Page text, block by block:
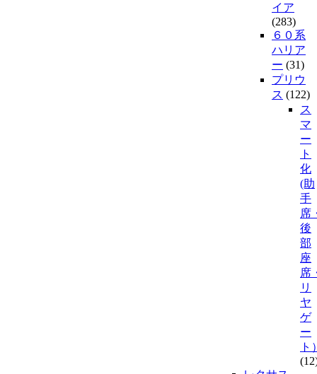
イア
(283)
６０系
ハリア
ー (31)
プリウ
ス (122)
ス
マ
ー
ト
化
(助
手
席
後
部
座
席
リ
ヤ
ゲ
ー
ト